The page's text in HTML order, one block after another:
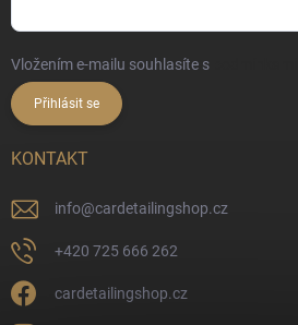
Vložením e-mailu souhlasíte s
Přihlásit se
KONTAKT
info@cardetailingshop.cz
+420 725 666 262
cardetailingshop.cz